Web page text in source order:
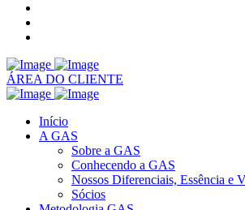
ÁREA DO CLIENTE
Início
A GAS
Sobre a GAS
Conhecendo a GAS
Nossos Diferenciais, Essência e
Sócios